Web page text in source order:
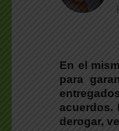
En el
para
acuerdos.
derogar,